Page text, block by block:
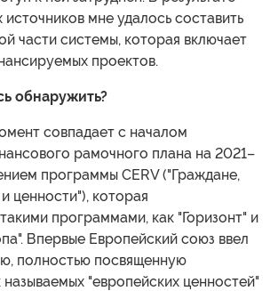
источников мне удалось составить
части системы, которая включает
проектов.
обнаружить?
совпадает с началом
рамочного плана на 2021–
программы CERV ("Граждане,
ценности"), которая
программами, как "Горизонт" и
Впервые Европейский союз ввел
полностью посвященную
"европейских ценностей"